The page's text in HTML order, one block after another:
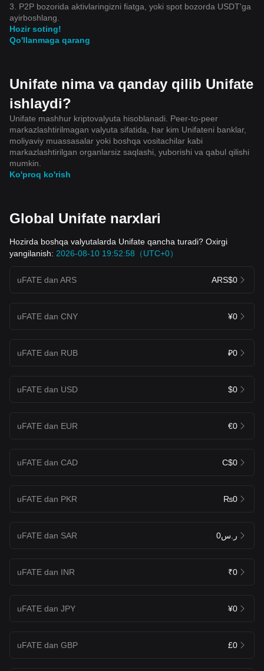
3. P2P bozorida aktivlaringizni fiatga, yoki spot bozorda USDT'ga
ayirboshlang.
Hozir soting!
Qo'llanmaga qarang
Unifate nima va qanday qilib Unifate
ishlaydi?
Unifate mashhur kriptovalyuta hisoblanadi. Peer-to-peer
markazlashtirilmagan valyuta sifatida, har kim Unifateni banklar,
moliyaviy muassasalar yoki boshqa vositachilar kabi
markazlashtirilgan organlarsiz saqlashi, yuborishi va qabul qilishi
mumkin.
Ko'proq ko'rish
Global Unifate narxlari
Hozirda boshqa valyutalarda Unifate qancha turadi? Oxirgi
yangilanish: 2026-08-10 19:52:58（UTC+0）
uFATE dan ARS ARS$0
uFATE dan CNY ¥0
uFATE dan RUB ₽0
uFATE dan USD $0
uFATE dan EUR €0
uFATE dan CAD C$0
uFATE dan PKR ₨0
uFATE dan SAR ر.س0
uFATE dan INR ₹0
uFATE dan JPY ¥0
uFATE dan GBP £0